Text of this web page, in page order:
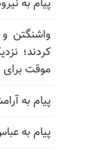
پیام به
واشنگتن
کردند؛
موقت برای
پیام به
پیام به عباس ۱۲۱۲